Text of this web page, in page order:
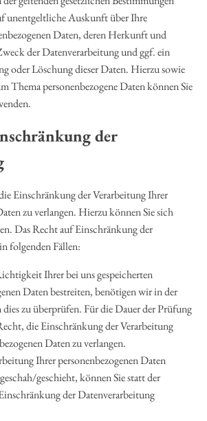
unentgeltliche Auskunft über Ihre
Daten, deren Herkunft und
der Datenverarbeitung und ggf. ein
oder Löschung dieser Daten. Hierzu sowie
Thema personenbezogene Daten können Sie
der
Einschränkung der Verarbeitung Ihrer
zu verlangen. Hierzu können Sie sich
Das Recht auf Einschränkung der
folgenden Fällen:
Ihrer bei uns gespeicherten
Daten bestreiten, benötigen wir in der
zu überprüfen. Für die Dauer der Prüfung
die Einschränkung der Verarbeitung
Daten zu verlangen.
Ihrer personenbezogenen Daten
geschieht, können Sie statt der
der Datenverarbeitung